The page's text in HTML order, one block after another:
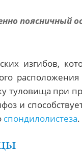
поясничный
изгибов,
туловища при
и
спондилолистеза.